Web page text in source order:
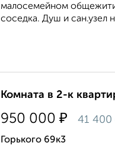
малосемейном
соседка. Душ и сан.узел
Комната в 2-к
950 000 ₽ 41 400
Горького 69к3